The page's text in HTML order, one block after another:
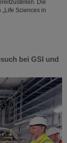
Die
Sciences in
bei GSI und